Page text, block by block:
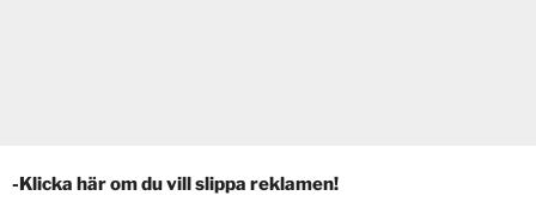
-Klicka här om du vill slippa reklamen!